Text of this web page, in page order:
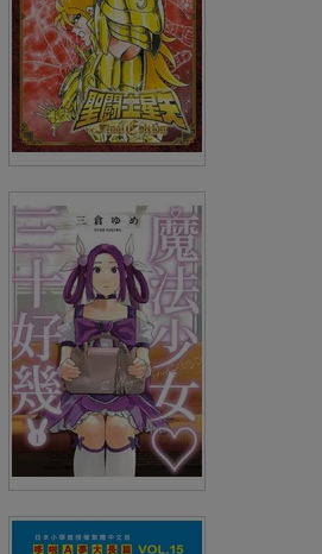
EDITION(08)
NT$140 90折 NT$126 USD 4.18)
魔法少女三十好幾(01)